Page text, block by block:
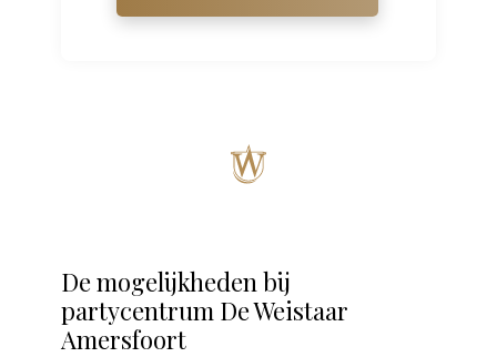
De mogelijkheden bij
partycentrum De Weistaar
Amersfoort